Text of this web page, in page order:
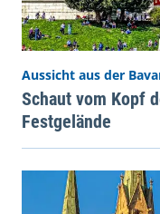
Aussicht aus der
Schaut vom Kopf
Festgelände